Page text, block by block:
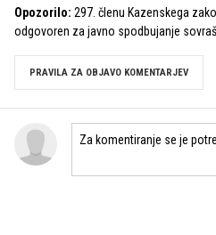
Opozorilo: 297. členu Kazenskega
odgovoren za javno spodbujanje
PRAVILA ZA OBJAVO KOMENTARJEV